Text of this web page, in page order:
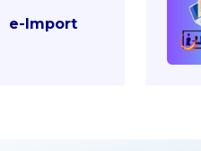
e-Import